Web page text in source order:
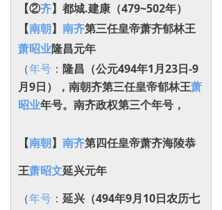
【②齐】都城.建康（479~502年）
【南朝】 南齐第三任皇帝萧齐郁林王
萧昭业隆昌元年
（年号 ： 隆昌（公元494年1月23日-9
月9日），南朝齐第三任皇帝郁林王萧
昭业年号。 南齐政权第三个年号，
【南朝】 南齐第四任皇帝萧齐海陵恭
王萧昭文延兴元年
（年号 ： 延兴 （494年9月10日农历七